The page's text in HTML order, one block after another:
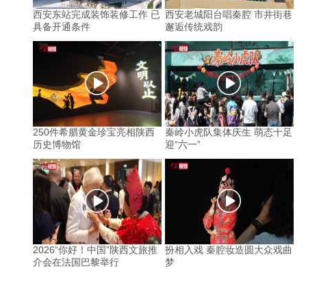
西安东站完成装饰装修工作 已
具备开通条件
西安老城阳台唱秦腔 市井街巷
邂逅传统戏韵
250件希腊黄金珍宝亮相陕西
历史博物馆
秦岭小虎队集体庆生 萌态十足
迎“六一”
2026“你好！中国”陕西文旅推
介会在法国巴黎举行
扮相入戏 秦腔妆造圆大众戏曲
梦